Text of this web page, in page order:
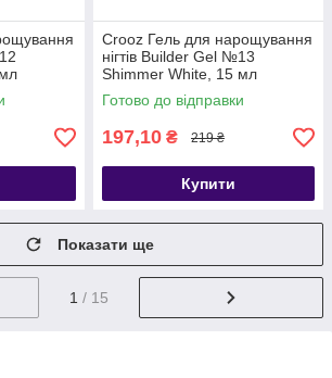
Crooz Гель для нарощування
нігтів Builder Gel №13
Shimmer White, 15 мл
Готово до відправки
197,10 ₴ 219 ₴
Купити
Показати ще
1 / 15